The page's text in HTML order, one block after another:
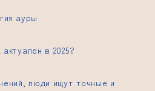
ауры
в 2025?
люди ищут точные и